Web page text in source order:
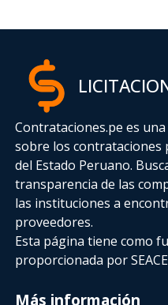
Contrataciones.pe es
sobre los contrataciones
del Estado Peruano.
transparencia de las
las instituciones a
proveedores.
Esta página tiene como
proporcionada por
Más información